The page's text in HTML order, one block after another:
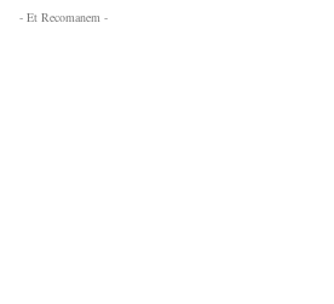
- Et Recomanem -